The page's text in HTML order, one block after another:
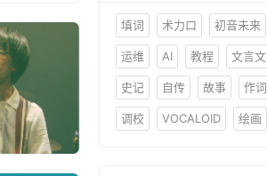
填词 术力口 初音未来
运维 AI 教程 文言文
史记 自传 故事 作词
调校 VOCALOID 绘画